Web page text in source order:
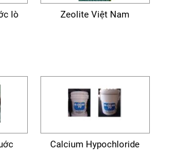
lò
Zeolite Việt Nam
Calcium Hypochloride